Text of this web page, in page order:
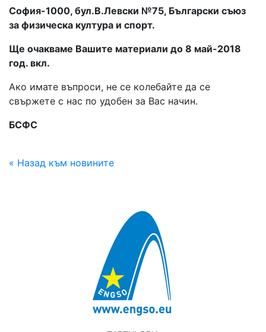
София-1000, бул.В.Левски №75, Български съюз
за физическа култура и спорт.
Ще очакваме Вашите материали до 8 май-2018
год. вкл.
Ако имате въпроси, не се колебайте да се
свържете с нас по удобен за Вас начин.
БСФС
« Назад към новините